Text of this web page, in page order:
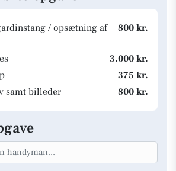
/ opsætning af
800 kr.
3.000 kr.
375 kr.
samt billeder
800 kr.